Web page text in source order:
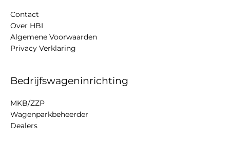
Contact
Over HBI
Algemene Voorwaarden
Privacy Verklaring
Bedrijfswageninrichting
MKB/ZZP
Wagenparkbeheerder
Dealers